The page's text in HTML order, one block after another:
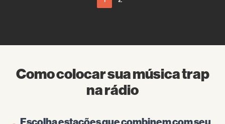
Como colocar sua música trap
na rádio
Escolha estações que combinem com seu